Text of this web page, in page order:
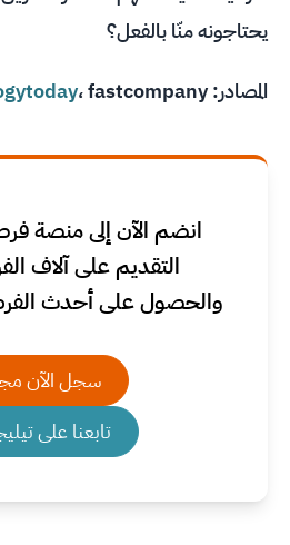
يحتاجونه منّا بالفعل؟
المصادر:
،fastcompany
انضم الآن إلى منصة
التقديم على آلاف
والحصول على أحدث
سجل الآن
تابعنا على